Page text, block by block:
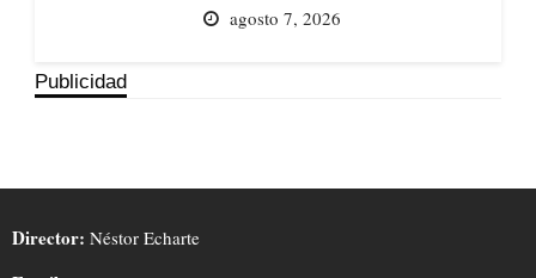
agosto 7, 2026
Publicidad
Director: Néstor Echarte